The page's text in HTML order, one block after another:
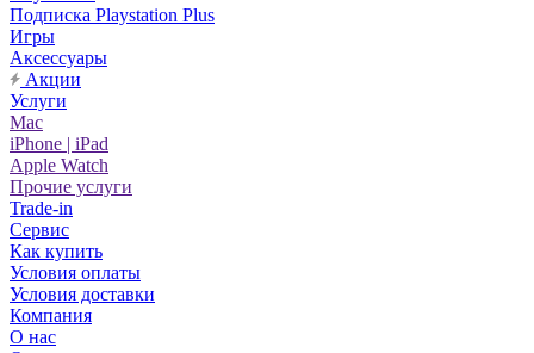
Подписка Playstation Plus
Игры
Аксессуары
Акции
Услуги
Mac
iPhone | iPad
Apple Watch
Прочие услуги
Trade-in
Сервис
Как купить
Условия оплаты
Условия доставки
Компания
О нас